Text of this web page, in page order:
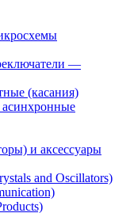
—
(касания)
и аксессуары
and Oscillators)